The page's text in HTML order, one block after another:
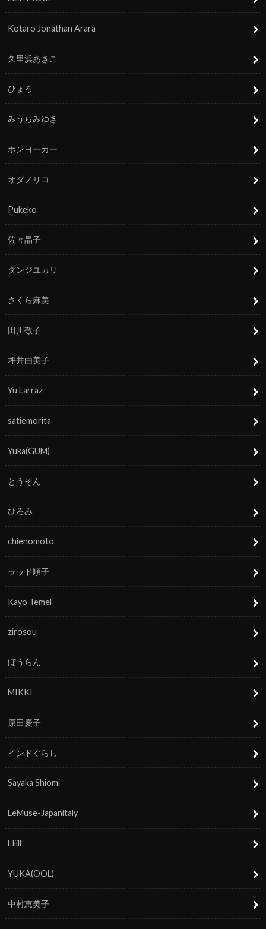
Kotaro Jonathan Arara
久里浜あきこ
ひょろ
みうらみゆき
ホンヨーカー
オダノリコ
Pukeko
佐々晶子
タンジユカリ
さくら麻美
田川敬子
坪井由美子
Yu Larraz
satiemorita
Yuka(GUM)
とうそん
ひろみ
chienomoto
ラッド順子
Kayo Temel
zirosou
ぼうらん
MIKKI
原田慶子
インドぐらし
Sayaka Shiomi
LeMuse-Japanitaly
EliilE
YUKA(OOL)
中村恵美子